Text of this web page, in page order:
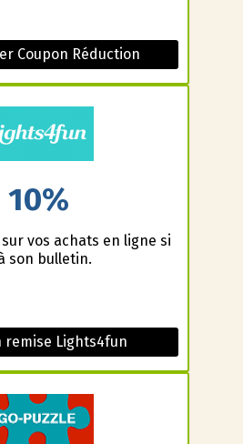
Coupon Réduction
10%
vos achats en ligne si
son bulletin.
remise Lights4fun